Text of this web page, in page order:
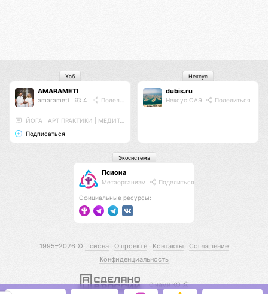
AMARAMETI
amarameti 4 Поделиться
ЙОГА | АРТ ПРАКТИКИ | МЕДИТАЦИИ
Подписаться
Хаб
dubis.ru
Нексус ОАЭ Поделиться
Нексус
Псиона
Метаорганизм Поделиться
Официальные ресурсы:
Экосистема
1995–2026 © Псиона О проекте Контакты
Соглашение
Конфиденциальность
С нами КО 🕉️